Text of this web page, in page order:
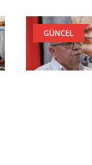
GÜNCEL